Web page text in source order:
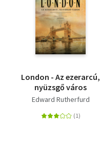
London - Az ezerarcú,
nyüzsgő város
Edward Rutherfurd